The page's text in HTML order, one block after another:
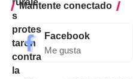
Mantente conectado
Facebook
Me gusta